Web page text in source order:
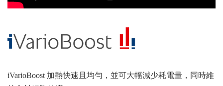
iVarioBoost 加熱快速且均勻，並可大幅減少耗電量，同時維